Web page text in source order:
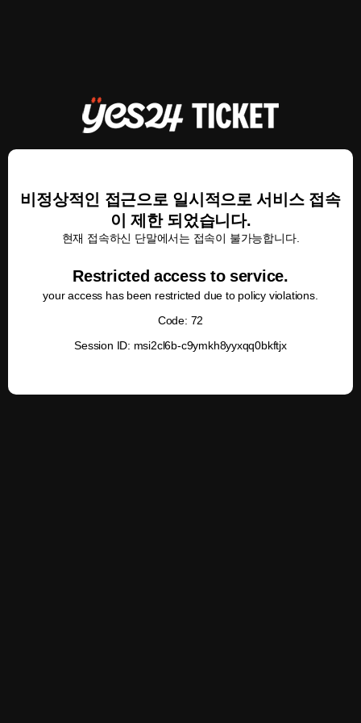
비정상적인 접근으로 일시적으로 서비스 접속
이 제한 되었습니다.
현재 접속하신 단말에서는 접속이 불가능합니다.
Restricted access to service.
your access has been restricted due to policy violations.
Code: 72
Session ID: msi2cl6b-c9ymkh8yyxqq0bkftjx